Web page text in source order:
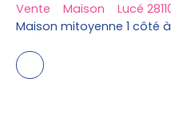
Vente Maison
Lucé
Maison mitoyenne 1 côté